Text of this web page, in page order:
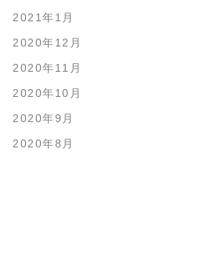
2021年1月
2020年12月
2020年11月
2020年10月
2020年9月
2020年8月